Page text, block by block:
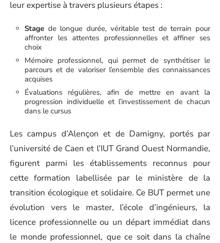
leur expertise à travers plusieurs étapes :
Stage de longue durée, véritable test de terrain pour
affronter les attentes professionnelles et affiner ses
choix
Mémoire professionnel, qui permet de synthétiser le
parcours et de valoriser l’ensemble des connaissances
acquises
Évaluations régulières, afin de mettre en avant la
progression individuelle et l’investissement de chacun
dans le cursus
Les campus d’Alençon et de Damigny, portés par
l’université de Caen et l’IUT Grand Ouest Normandie,
figurent parmi les établissements reconnus pour
cette formation labellisée par le ministère de la
transition écologique et solidaire. Ce BUT permet une
évolution vers le master, l’école d’ingénieurs, la
licence professionnelle ou un départ immédiat dans
le monde professionnel, que ce soit dans la chaîne